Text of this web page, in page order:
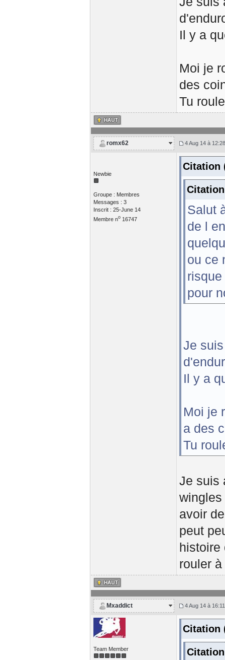
Il y a
Moi je
des
Tu
romx62 4 Aug 14 à 12:28
Newbie
Groupe : Membres
Messages : 3
Inscrit : 25-June 14
Membre no16747
Citation
Salut
de l
ou ce
pour
Je
Il y a
Moi je
a des
Tu
Je suis
avoir
peut
histoire
rouler
Mxaddict 4 Aug 14 à 16:11
Team Member
Citation